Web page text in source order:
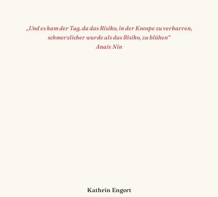
„Und es kam der Tag, da das Risiko, in der Knospe zu verharren,
schmerzlicher wurde als das Risiko, zu blühen“
Anaïs Nin
Kathrin Engert